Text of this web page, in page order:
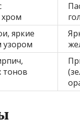
яркие
узором
тонов